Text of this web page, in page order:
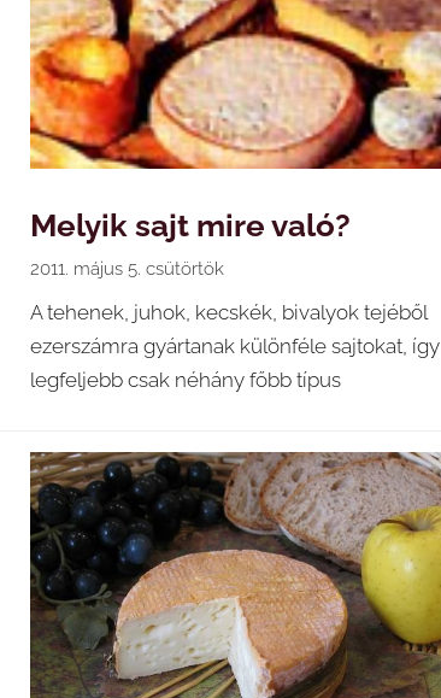
Melyik sajt mire való?
2011. május 5. csütörtök
A tehenek, juhok, kecskék, bivalyok tejéből
ezerszámra gyártanak különféle sajtokat, így
legfeljebb csak néhány főbb típus